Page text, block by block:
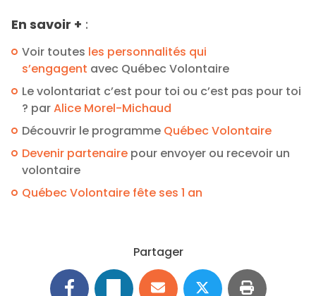
En savoir + :
Voir toutes les personnalités qui
s’engagent avec Québec Volontaire
Le volontariat c’est pour toi ou c’est pas pour toi
? parAlice Morel-Michaud
Découvrir le programme Québec Volontaire
Devenir partenaire pour envoyer ou recevoir un
volontaire
Québec Volontaire fête ses 1 an
Partager